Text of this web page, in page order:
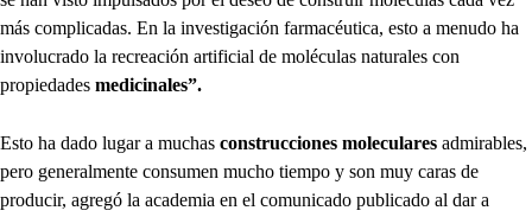
más complicadas. En la investigación farmacéutica, esto a menudo ha
involucrado la recreación artificial de moléculas naturales con
propiedades medicinales”.
Esto ha dado lugar a muchas construcciones moleculares admirables,
pero generalmente consumen mucho tiempo y son muy caras de
producir, agregó la academia en el comunicado publicado al dar a